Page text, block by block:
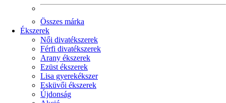
Összes márka
Ékszerek
Női divatékszerek
Férfi divatékszerek
Arany ékszerek
Ezüst ékszerek
Lisa gyerekékszer
Esküvői ékszerek
Újdonság